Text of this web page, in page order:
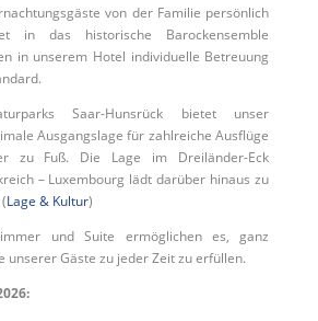
von der Familie persönlich
in das historische Barockensemble
in unserem Hotel individuelle Betreuung
Saar-Hunsrück bietet unser
Ausgangslage für zahlreiche Ausflüge
zu Fuß. Die Lage im Dreiländer-Eck
– Luxembourg lädt darüber hinaus zu
Lage & Kultur)
und Suite ermöglichen es, ganz
unserer Gäste zu jeder Zeit zu erfüllen.